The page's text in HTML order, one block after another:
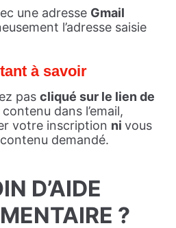
une adresse Gmail
l’adresse saisie
à savoir
pas cliqué sur le lien de
contenu dans l’email,
votre inscription ni vous
demandé.
D’AIDE
?